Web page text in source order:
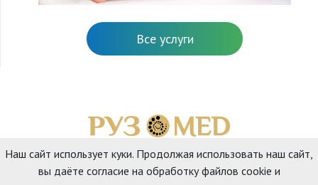
Наш сайт использует куки. Продолжая использовать наш сайт,
вы даёте согласие на обработку файлов cookie и
Все услуги
Наши услуги О нас Отзывы Контакты